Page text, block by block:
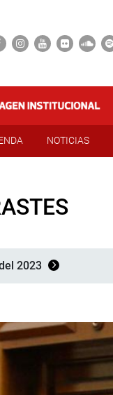
NOTICIAS
2023